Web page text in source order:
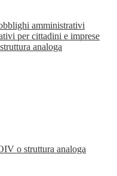
amministrativi
per cittadini e imprese
analoga
o struttura analoga